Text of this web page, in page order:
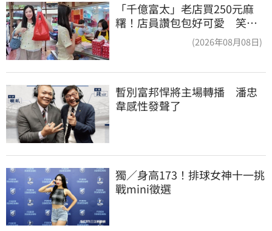
「千億富太」老店買250元麻
糬！店員讚包包好可愛 笑
(2026年08月08日)
暫別富邦悍將主場轉播　潘忠
韋感性發聲了
獨／身高173！排球女神十一挑
戰mini徵選